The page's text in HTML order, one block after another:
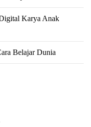
Karya Anak
Belajar Dunia